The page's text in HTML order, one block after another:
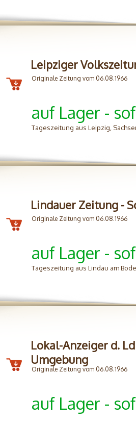
Leipziger
Originale Zeitung vom 06.08.1966
auf Lager -
Tageszeitung aus Leipzig,
Lindauer Zeitung -
Originale Zeitung vom 06.08.1966
auf Lager -
Tageszeitung aus Lindau am
Lokal-Anzeiger d.
Umgebung
Originale Zeitung vom 06.08.1966
auf Lager -